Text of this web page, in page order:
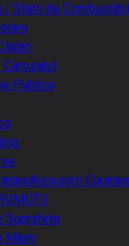
/ Statii de
Carosabil
Publica
Accesorii
Suprafete
Maini